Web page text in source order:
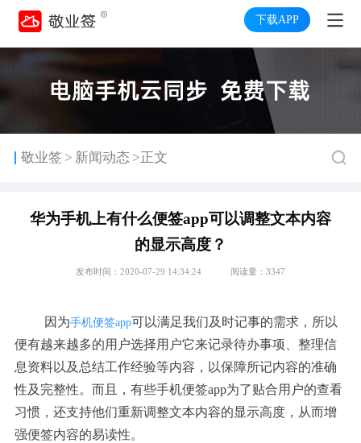
下载APP
敬业签 > 新闻动态 >正文
华为手机上有什么便签app可以调整文本内容
的显示高度？
发布时间：2020-07-29 14:34:24 阅读量：3347
因为手机便签app可以满足我们及时记事的需求，所以
便有越来越多的用户选择用户它来记录待办事项、整理信
息资料以及总结工作经验等内容，以保障所记内容的准确
性及完整性。而且，有些手机便签app为了贴合用户的查看
习惯，还支持他们重新调整文本内容的显示高度，从而增
强便签内容的易读性。